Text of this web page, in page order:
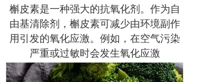
槲皮素是一种强大的抗氧化剂。作为自
由基清除剂，槲皮素可减少由环境副作
用引发的氧化应激。例如，在空气污染
严重或过敏时会发生氧化应激